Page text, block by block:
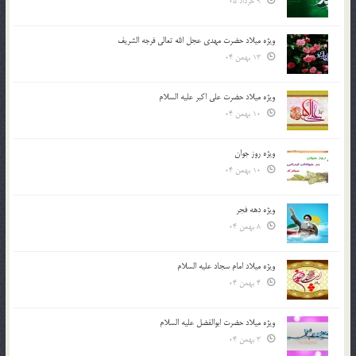
ویژه میلاد حضرت مهدی عجل الله تعالی فرجه الشريف
ویژه میلاد حضرت علی اکبر علیه السلام
ویژه روز جوان
ویژه دهه فجر
ویژه میلاد امام سجاد علیه السلام
ویژه میلاد حضرت ابوالفضل علیه السلام